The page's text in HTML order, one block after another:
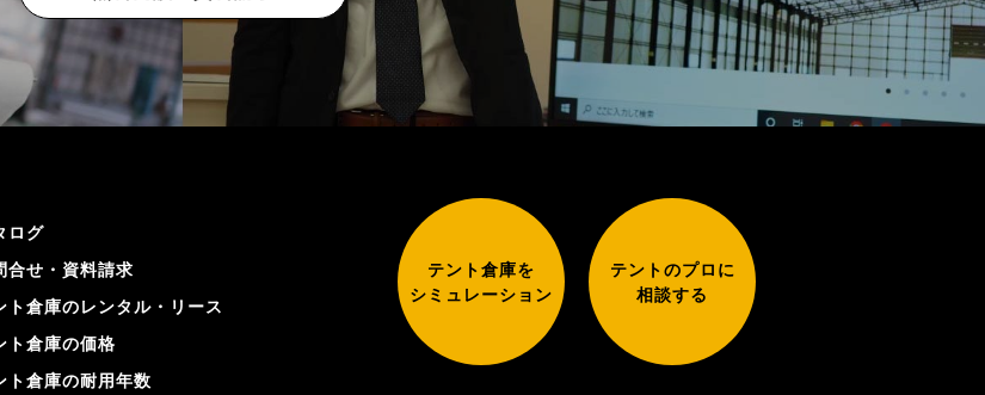
ログ
合せ・資料請求
ト倉庫のレンタル・リース
ト倉庫の価格
ト倉庫の耐用年数
テント倉庫を
シミュレーション
テントのプロに
相談する